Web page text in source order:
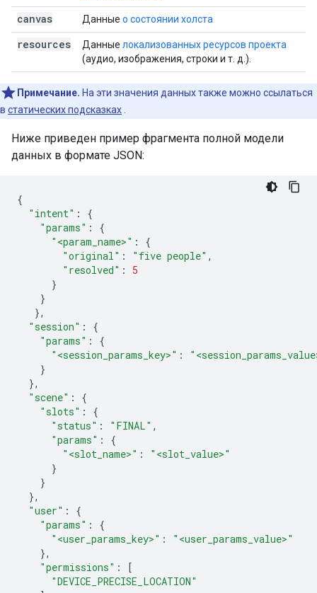
canvas Данные о состоянии холста
resources Данные локализованных ресурсов проекта
(аудио, изображения, строки и т. д.).
Примечание. На эти значения данных также можно ссылаться
в статических подсказках
Ниже приведен пример фрагмента полной модели
данных в формате JSON:
{
"intent" :
{
"params" :
{
"<param_name>" :
{
"original" : "five people" ,
"resolved" :
5
}
}
},
"session" :
{
"params" :
{
"<session_params_key>" :
}
},
"scene" :
{
"slots" :
{
"status" : "FINAL" ,
"params" :
{
"<slot_name>" :
"<slot_value>"
}
}
},
"user" :
{
"params" :
{
"<user_params_key>" :
"<user_params_value>"
},
"permissions" :
[
"DEVICE_PRECISE_LOCATION"